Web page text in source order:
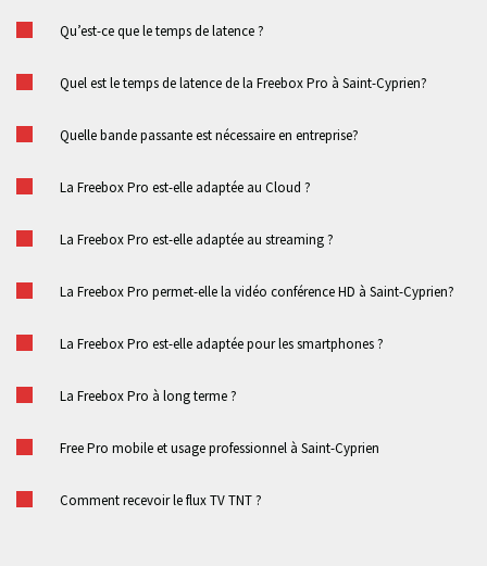
Qu’est-ce que le temps de latence ?
Quel est le temps de latence de la Freebox Pro à Saint-Cyprien?
Quelle bande passante est nécessaire en entreprise?
La Freebox Pro est-elle adaptée au Cloud ?
La Freebox Pro est-elle adaptée au streaming ?
La Freebox Pro permet-elle la vidéo conférence HD à Saint-Cyprien?
La Freebox Pro est-elle adaptée pour les smartphones ?
La Freebox Pro à long terme ?
Free Pro mobile et usage professionnel à Saint-Cyprien
Comment recevoir le flux TV TNT ?